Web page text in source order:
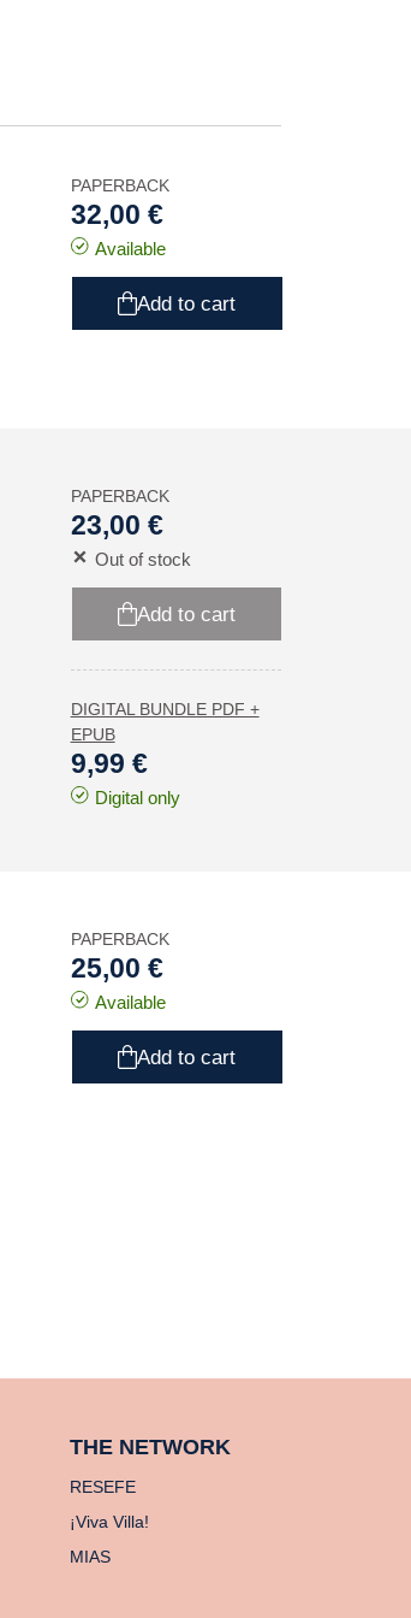
PAPERBACK
32,00 €
Available
Add to cart
PAPERBACK
23,00 €
Out of stock
Add to cart
DIGITAL BUNDLE PDF +
EPUB
9,99 €
Digital only
PAPERBACK
25,00 €
Available
Add to cart
THE NETWORK
RESEFE
¡Viva Villa!
MIAS